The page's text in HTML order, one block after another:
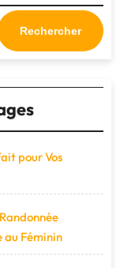
Rechercher
pour Vos
au Féminin